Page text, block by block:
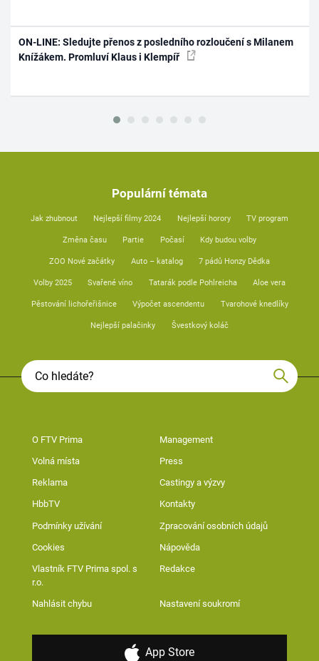
ON-LINE: Sledujte přenos z posledního rozloučení s Milanem
Knížákem. Promluví Klaus i Klempíř
Populární témata
Jak zhubnout Nejlepší filmy 2024 Nejlepší horory TV program
Změna času Partie Počasí Kdy budou volby
ZOO Nové začátky Auto – katalog 7 pádů Honzy Dědka
Volby 2025 Svařené víno Tatarák podle Pohlreicha Aloe vera
Pěstování lichořeřišnice Výpočet ascendentu Tvarohové knedlíky
Nejlepší palačinky Švestkový koláč
O FTV Prima Management
Volná místa Press
Reklama Castingy a výzvy
HbbTV Kontakty
Podmínky užívání Zpracování osobních údajů
Cookies Nápověda
Vlastník FTV Prima spol. s
r.o.
Redakce
Nahlásit chybu Nastavení soukromí
App Store